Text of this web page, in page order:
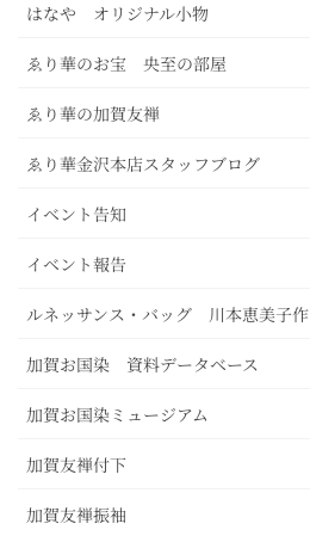
はなや オリジナル小物
ゑり華のお宝 央至の部屋
ゑり華の加賀友禅
ゑり華金沢本店スタッフブログ
イベント告知
イベント報告
ルネッサンス・バッグ 川本恵美子作
加賀お国染 資料データベース
加賀お国染ミュージアム
加賀友禅付下
加賀友禅振袖